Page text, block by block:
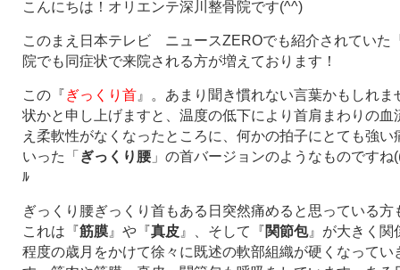
こんにちは！オリエンテ深川整骨院です(^^)
このまえ日本テレビ ニュースZEROでも紹介されていた
院でも同症状で来院される方が増えております！
この『ぎっくり首 』。あまり聞き慣れない言葉かもしれ
状かと申し上げますと、温度の低下により首肩まわりの血
え柔軟性がなくなったところに、何かの拍子にとても強
いった「 ぎっくり腰」の首バージョンのようなものですね
ﾙ
ぎっくり腰ぎっくり首もある日突然痛めると思っている方
これは『筋膜 』や『真皮 』、そして『関節包』が大きく関
程度の歳月をかけて徐々に既述の軟部組織が硬くなってい